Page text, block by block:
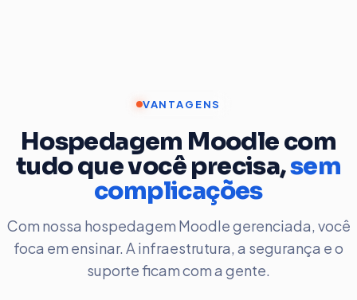
VANTAGENS
Hospedagem Moodle com
tudo que você precisa,sem
complicações
Com nossa hospedagem Moodle gerenciada, você
foca em ensinar. A infraestrutura, a segurança e o
suporte ficam com a gente.